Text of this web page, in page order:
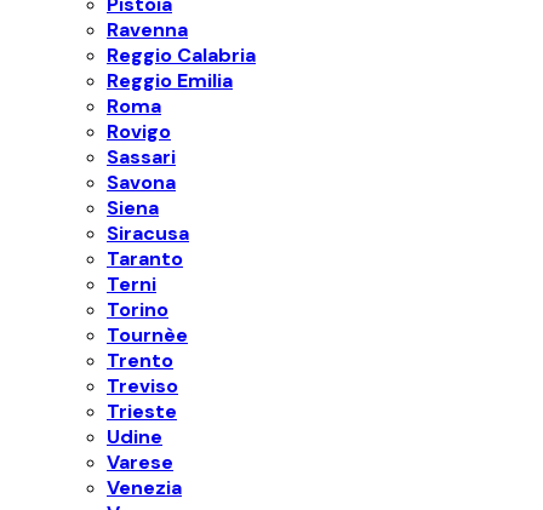
Ravenna
Reggio Calabria
Reggio Emilia
Roma
Rovigo
Sassari
Savona
Siena
Siracusa
Taranto
Terni
Torino
Tournèe
Trento
Treviso
Trieste
Udine
Varese
Venezia